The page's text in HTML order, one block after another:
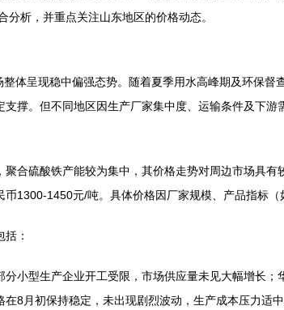
析，并重点关注山东地区的价格动态。
体呈现稳中偏强态势。随着夏季用水高峰期及环保
撑。但不同地区因生产厂家集中度、运输条件及下游
聚合硫酸铁产能较为集中，其价格走势对周边市场具
1300-1450元/吨。具体价格因厂家规模、产品指标
：
小型生产企业开工受限，市场供应量未见大幅增长；
8月初保持稳定，未出现剧烈波动，生产成本压力适中